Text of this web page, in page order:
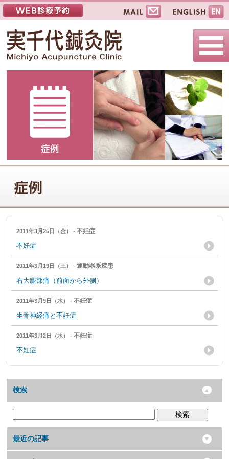
2011年3月25日（金） -不妊症
不妊症
2011年3月19日（土） -運動器系疾患
右大腿部痛（前面から外側）
2011年3月9日（水） -不妊症
坐骨神経痛と不妊症
2011年3月2日（水） -不妊症
不妊症
検索
検索
最近の記事